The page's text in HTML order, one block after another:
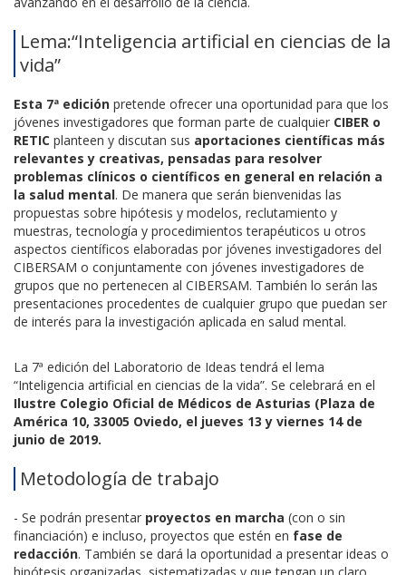
Lema:“Inteligencia artificial en ciencias de la
vida”
Esta 7ª edición pretende ofrecer una oportunidad para que los
jóvenes investigadores que forman parte de cualquier CIBER o
RETIC planteen y discutan sus aportaciones científicas más
relevantes y creativas, pensadas para resolver
problemas clínicos o científicos en general en relación a
la salud mental. De manera que serán bienvenidas las
propuestas sobre hipótesis y modelos, reclutamiento y
muestras, tecnología y procedimientos terapéuticos u otros
aspectos científicos elaboradas por jóvenes investigadores del
CIBERSAM o conjuntamente con jóvenes investigadores de
grupos que no pertenecen al CIBERSAM. También lo serán las
presentaciones procedentes de cualquier grupo que puedan ser
de interés para la investigación aplicada en salud mental.
La 7ª edición del Laboratorio de Ideas tendrá el lema
“Inteligencia artificial en ciencias de la vida”. Se celebrará en el
Ilustre Colegio Oficial de Médicos de Asturias (Plaza de
América 10, 33005 Oviedo, el jueves 13 y viernes 14 de
junio de 2019.
Metodología de trabajo
- Se podrán presentar proyectos en marcha (con o sin
financiación) e incluso, proyectos que estén en fase de
redacción. También se dará la oportunidad a presentar ideas o